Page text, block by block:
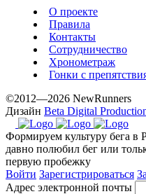
prices.
О проекте
Правила
Контакты
Сотрудничество
Хронометраж
Гонки с
©2012—2026 NewRunners
Дизайн Beta Digital
Формируем культуру бега в
давно полюбил бег или
первую пробежку
Войти Зарегистрироваться
Адрес электронной почты